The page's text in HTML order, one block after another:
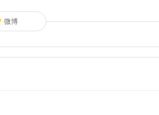
微博